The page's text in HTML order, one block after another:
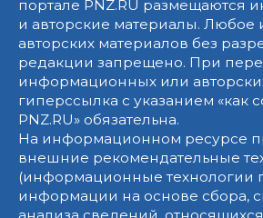
портале PNZ.RU размещаются
и авторские материалы. Любое
авторских материалов без
редакции запрещено. При
информационных или
гиперссылка с указанием «как
PNZ.RU» обязательна.
На информационном ресурсе
внешние рекомендательные
(информационные технологии
информации на основе сбора,